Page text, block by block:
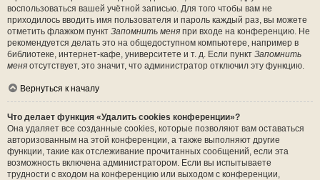
воспользоваться вашей учётной записью. Для того чтобы вам не
приходилось вводить имя пользователя и пароль каждый раз, вы можете
отметить флажком пункт Запомнить меня при входе на конференцию. Не
рекомендуется делать это на общедоступном компьютере, например в
библиотеке, интернет-кафе, университете и т. д. Если пункт Запомнить
меня отсутствует, это значит, что администратор отключил эту функцию.
Вернуться к началу
Что делает функция «Удалить cookies конференции»?
Она удаляет все созданные cookies, которые позволяют вам оставаться
авторизованным на этой конференции, а также выполняют другие
функции, такие как отслеживание прочитанных сообщений, если эта
возможность включена администратором. Если вы испытываете
трудности с входом на конференцию или выходом с конференции,